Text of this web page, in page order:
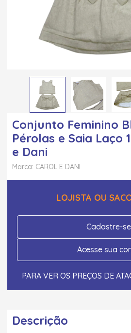
Conjunto Feminino
Pérolas e Saia Laço
e Dani
Marca: CAROL E DANI
LOJISTA OU
Cadastre-se
Acesse sua
PARA VER OS PREÇOS DE
Descrição